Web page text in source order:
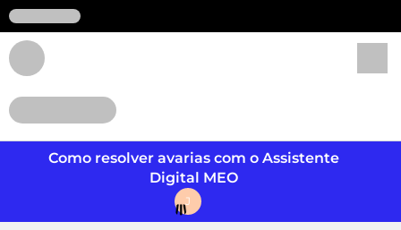
Como resolver avarias com o Assistente
Digital MEO
J